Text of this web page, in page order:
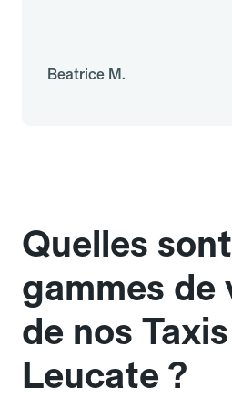
Beatrice M.
Quelles
gammes de
de nos
Leucate ?